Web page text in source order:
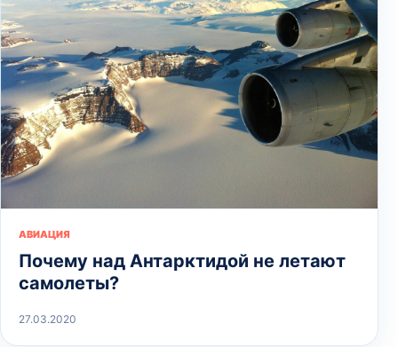
АВИАЦИЯ
Почему над Антарктидой не летают
самолеты?
27.03.2020